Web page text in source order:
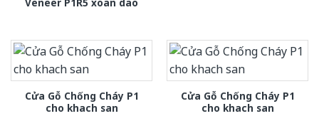
Cửa Gỗ Chống Cháy P1
cho khach san
Cửa Gỗ Chống Cháy P1
cho khach san